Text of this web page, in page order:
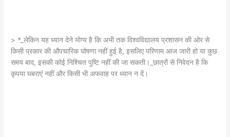
> *_लेकिन यह ध्यान देने योग्य है कि अभी तक विश्वविद्यालय प्रशासन की ओर से
किसी प्रकार की औपचारिक घोषणा नहीं हुई है, इसलिए परिणाम आज जारी हो या कुछ
समय बाद, इसकी कोई निश्चित पुष्टि नहीं की जा सकती।_छात्रों से निवेदन है कि
कृपया घबराएं नहीं और किसी भी अफवाह पर ध्यान न दें।